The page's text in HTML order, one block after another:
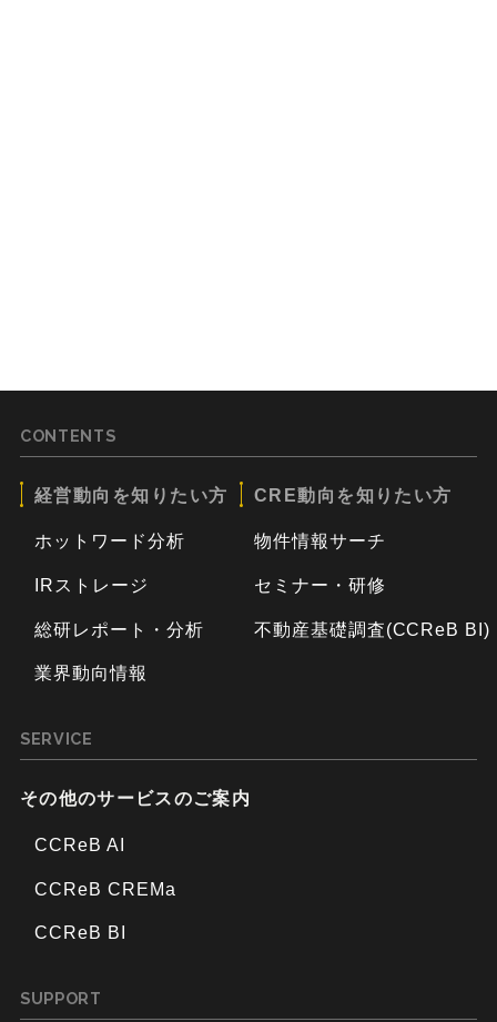
CONTENTS
経営動向を知りたい方
ホットワード分析
IRストレージ
総研レポート・分析
業界動向情報
CRE動向を知りたい方
物件情報サーチ
セミナー・研修
不動産基礎調査(CCReB BI)
SERVICE
その他のサービスのご案内
CCReB AI
CCReB CREMa
CCReB BI
SUPPORT